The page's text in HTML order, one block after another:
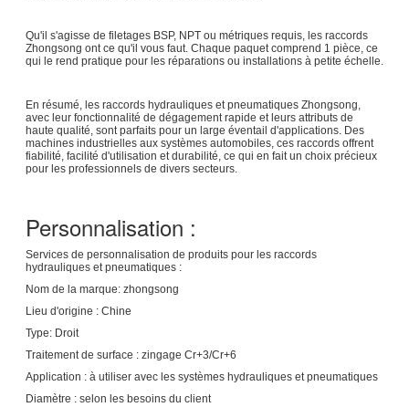
Qu'il s'agisse de filetages BSP, NPT ou métriques requis, les raccords
Zhongsong ont ce qu'il vous faut. Chaque paquet comprend 1 pièce, ce
qui le rend pratique pour les réparations ou installations à petite échelle.
En résumé, les raccords hydrauliques et pneumatiques Zhongsong,
avec leur fonctionnalité de dégagement rapide et leurs attributs de
haute qualité, sont parfaits pour un large éventail d'applications. Des
machines industrielles aux systèmes automobiles, ces raccords offrent
fiabilité, facilité d'utilisation et durabilité, ce qui en fait un choix précieux
pour les professionnels de divers secteurs.
Personnalisation :
Services de personnalisation de produits pour les raccords
hydrauliques et pneumatiques :
Nom de la marque: zhongsong
Lieu d'origine : Chine
Type: Droit
Traitement de surface : zingage Cr+3/Cr+6
Application : à utiliser avec les systèmes hydrauliques et pneumatiques
Diamètre : selon les besoins du client